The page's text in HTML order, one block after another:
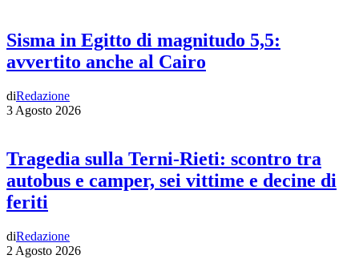
Sisma in Egitto di magnitudo 5,5:
avvertito anche al Cairo
diRedazione
3 Agosto 2026
Tragedia sulla Terni-Rieti: scontro tra
autobus e camper, sei vittime e decine di
feriti
diRedazione
2 Agosto 2026